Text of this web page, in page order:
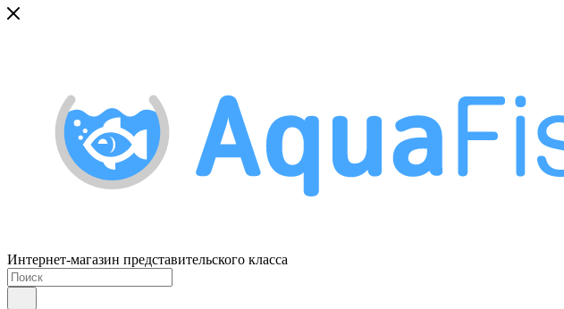
Интернет-магазин представительского класса